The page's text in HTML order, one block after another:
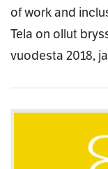
of work and
Tela on ollut
vuodesta 2018,